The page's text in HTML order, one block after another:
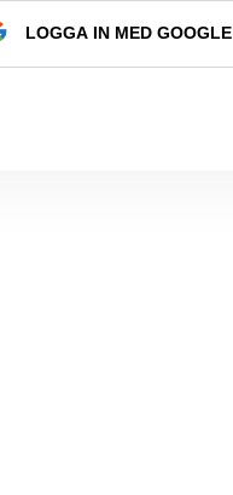
LOGGA IN MED GOOGLE